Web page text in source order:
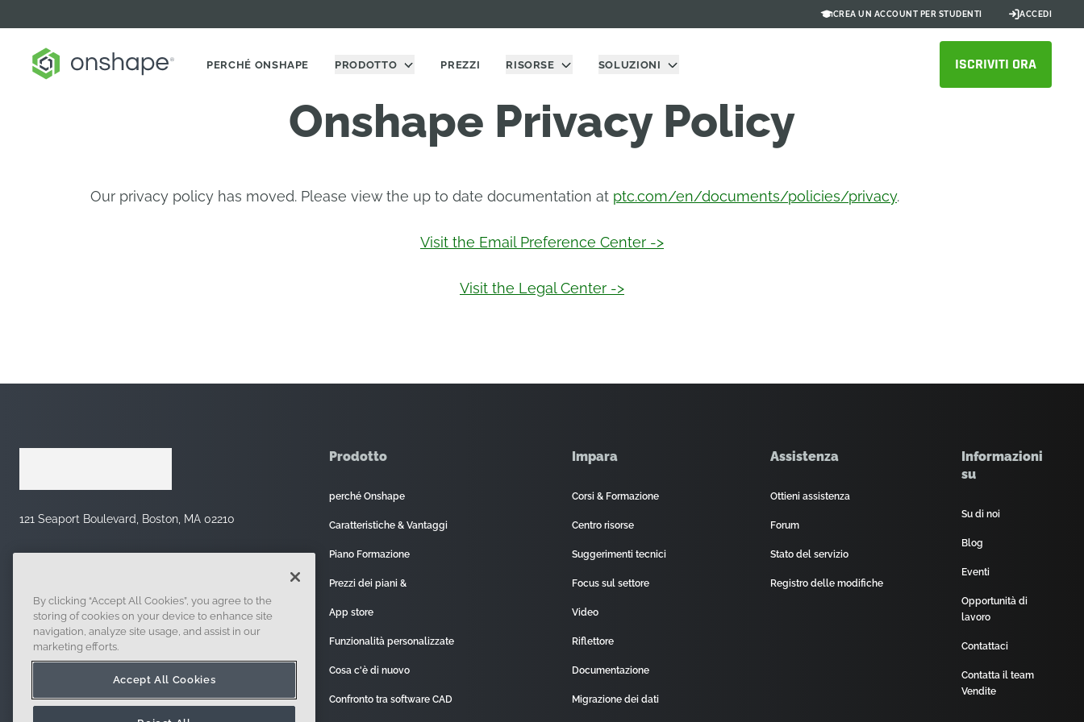
CREA UN ACCOUNT PER STUDENTI ACCEDI
PERCHÉ ONSHAPE PRODOTTO PREZZI RISORSE SOLUZIONI ISCRIVITI ORA
Onshape Privacy Policy
Our privacy policy has moved. Please view the up to date documentation at ptc.com/en/documents/policies/privacy.
Visit the Email Preference Center ->
Visit the Legal Center ->
121 Seaport Boulevard, Boston, MA 02210
Prodotto
perché Onshape
Caratteristiche & Vantaggi
Piano Formazione
Prezzi dei piani &
App store
Funzionalità personalizzate
Cosa c'è di nuovo
Confronto tra software CAD
Impara
Corsi & Formazione
Centro risorse
Suggerimenti tecnici
Focus sul settore
Video
Riflettore
Documentazione
Migrazione dei dati
Assistenza
Ottieni assistenza
Forum
Stato del servizio
Registro delle modifiche
Informazioni
su
Su di noi
Blog
Eventi
Opportunità di
lavoro
Contattaci
Contatta il team
Vendite
By clicking “Accept All Cookies”, you agree to the
storing of cookies on your device to enhance site
navigation, analyze site usage, and assist in our
marketing efforts.
Accept All Cookies